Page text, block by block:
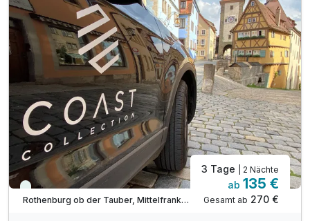
Immer verfügbar
Rothenburg ob der Tauber, Mittelfranken
3 Tage | 2 Nächte
ab 135 €
Gesamt ab 270 €